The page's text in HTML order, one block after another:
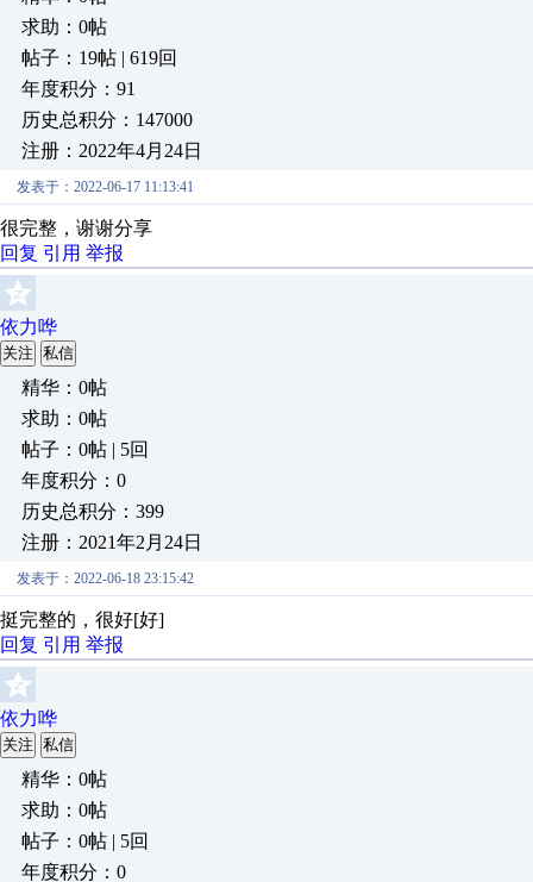
求助：0帖
帖子：19帖 | 619回
年度积分：91
历史总积分：147000
注册：2022年4月24日
发表于：2022-06-17 11:13:41
很完整，谢谢分享
回复 引用 举报
依力哗
关注 私信
精华：0帖
求助：0帖
帖子：0帖 | 5回
年度积分：0
历史总积分：399
注册：2021年2月24日
发表于：2022-06-18 23:15:42
挺完整的，很好[好]
回复 引用 举报
依力哗
关注 私信
精华：0帖
求助：0帖
帖子：0帖 | 5回
年度积分：0